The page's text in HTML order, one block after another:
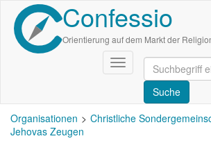
Direkt
zum
Inhalt
Confessio
Orientierung auf dem Markt der
Navigation
aktivieren/
Organisationen
Christliche
Jehovas Zeugen